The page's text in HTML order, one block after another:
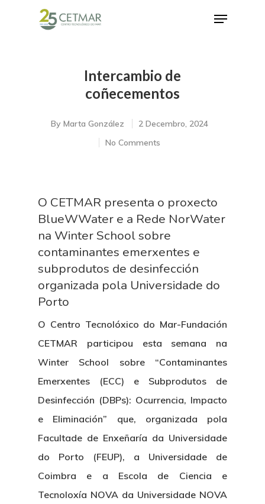
Hit enter to search or ESC to close
Intercambio de
coñecementos
By Marta González
2 Decembro, 2024
No Comments
O CETMAR presenta o proxecto
BlueWWater e a Rede NorWater
na Winter School sobre
contaminantes emerxentes e
subprodutos de desinfección
organizada pola Universidade do
Porto
O Centro Tecnolóxico do Mar-Fundación
CETMAR participou esta semana na
Winter School sobre “Contaminantes
Emerxentes (ECC) e Subprodutos de
Desinfección (DBPs): Ocurrencia, Impacto
e Eliminación” que, organizada pola
Facultade de Enxeñaría da Universidade
do Porto (FEUP), a Universidade de
Coimbra e a Escola de Ciencia e
Tecnoloxía NOVA da Universidade NOVA